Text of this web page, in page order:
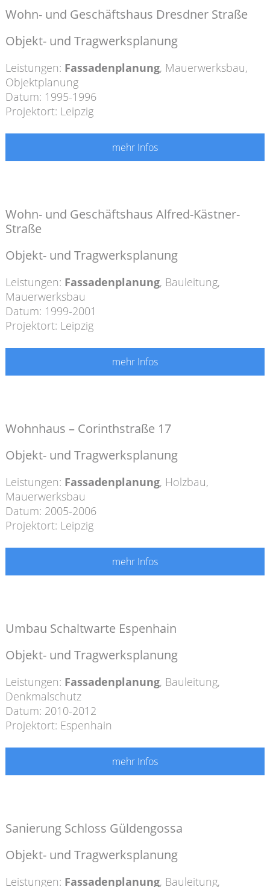
Wohn- und Geschäftshaus Dresdner Straße
Objekt- und Tragwerksplanung
Leistungen: Fassadenplanung, Mauerwerksbau,
Objektplanung
Datum: 1995-1996
Projektort: Leipzig
mehr Infos
Wohn- und Geschäftshaus Alfred-Kästner-
Straße
Objekt- und Tragwerksplanung
Leistungen: Fassadenplanung, Bauleitung,
Mauerwerksbau
Datum: 1999-2001
Projektort: Leipzig
mehr Infos
Wohnhaus – Corinthstraße 17
Objekt- und Tragwerksplanung
Leistungen: Fassadenplanung, Holzbau,
Mauerwerksbau
Datum: 2005-2006
Projektort: Leipzig
mehr Infos
Umbau Schaltwarte Espenhain
Objekt- und Tragwerksplanung
Leistungen: Fassadenplanung, Bauleitung,
Denkmalschutz
Datum: 2010-2012
Projektort: Espenhain
mehr Infos
Sanierung Schloss Güldengossa
Objekt- und Tragwerksplanung
Leistungen: Fassadenplanung, Bauleitung,